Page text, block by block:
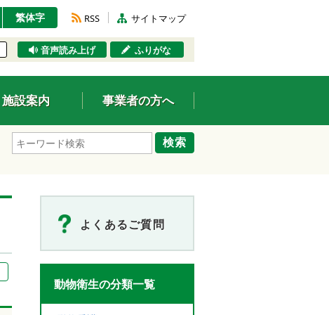
繁体字 RSS サイトマップ
音声読み上げ ふりがな
施設案内 事業者の方へ
検索
よくあるご質問
動物衛生の分類一覧